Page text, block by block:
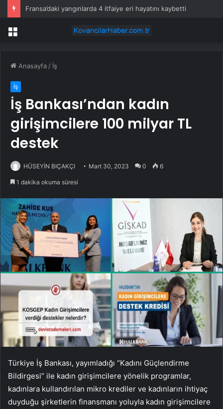
Fransa’daki yangınlarda 4 itfaiye eri hayatını kaybetti
Menü
Anasayfa / İş
İş
İş Bankası’ndan kadın
girişimcilere 100 milyar TL
destek
HÜSEYİN BIÇAKÇI Mart 30, 2023 0 6
1 dakika okuma süresi
Türkiye İş Bankası, yayımladığı “Kadını Güçlendirme
Bildirgesi” ile kadın girişimcilere yönelik programlar,
kadınlara kullandırılan mikro krediler ve kadınların ihtiyaç
duyduğu şirketlerin finansmanı yoluyla kadın girişimcilere